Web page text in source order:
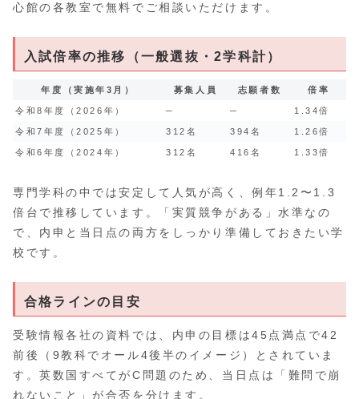
心館の各教室で無料でご相談いただけます。
入試倍率の推移（一般選抜・2学科計）
年度（実施年3月） 募集人員 志願者数 倍率
令和8年度（2026年） ─ ─ 1.34倍
令和7年度（2025年） 312名 394名 1.26倍
令和6年度（2024年） 312名 416名 1.33倍
専門学科の中では安定して人気が高く、例年1.2〜1.3
倍台で推移しています。「実質競争がある」水準なの
で、内申と当日点の両方をしっかり準備しておきたい学
校です。
合格ラインの目安
受験情報各社の資料では、内申の目標は45点満点で42
前後（9教科でオール4後半のイメージ）とされていま
す。英数国すべてがC問題のため、当日点は「難問で崩
れないこと」が合否を分けます。